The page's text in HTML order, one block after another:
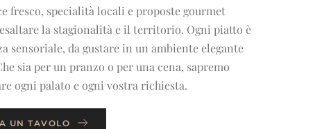
fresco, specialità locali e proposte gourmet
la stagionalità e il territorio. Ogni piatto è
sensoriale, da gustare in un ambiente elegante
sia per un pranzo o per una cena, sapremo
ogni palato e ogni vostra richiesta.
UN TAVOLO